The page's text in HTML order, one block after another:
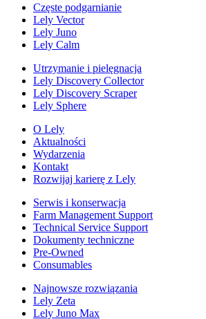
Częste podgarnianie
Lely Vector
Lely Juno
Lely Calm
Utrzymanie i pielęgnacja
Lely Discovery Collector
Lely Discovery Scraper
Lely Sphere
O Lely
Aktualności
Wydarzenia
Kontakt
Rozwijaj karierę z Lely
Serwis i konserwacja
Farm Management Support
Technical Service Support
Dokumenty techniczne
Pre-Owned
Consumables
Najnowsze rozwiązania
Lely Zeta
Lely Juno Max